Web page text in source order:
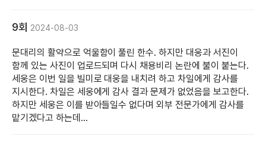
9회 2024-08-03
문대리의 활약으로 억울함이 풀린 한수. 하지만 대웅과 서진이
함께 있는 사진이 업로드되며 다시 채용비리 논란에 불이 붙는다.
세웅은 이번 일을 빌미로 대웅을 내치려 하고 차일에게 감사를
지시한다. 차일은 세웅에게 감사 결과 문제가 없었음을 보고한다.
하지만 세웅은 이를 받아들일수 없다며 외부 전문가에게 감사를
맡기겠다고 하는데...